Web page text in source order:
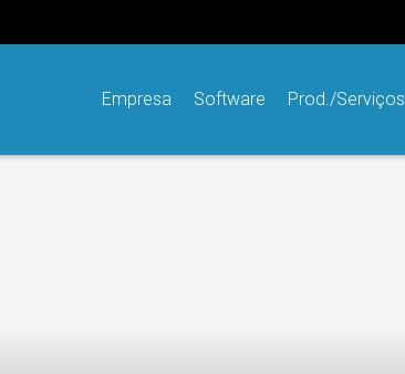
Empresa Software Prod./Serviços